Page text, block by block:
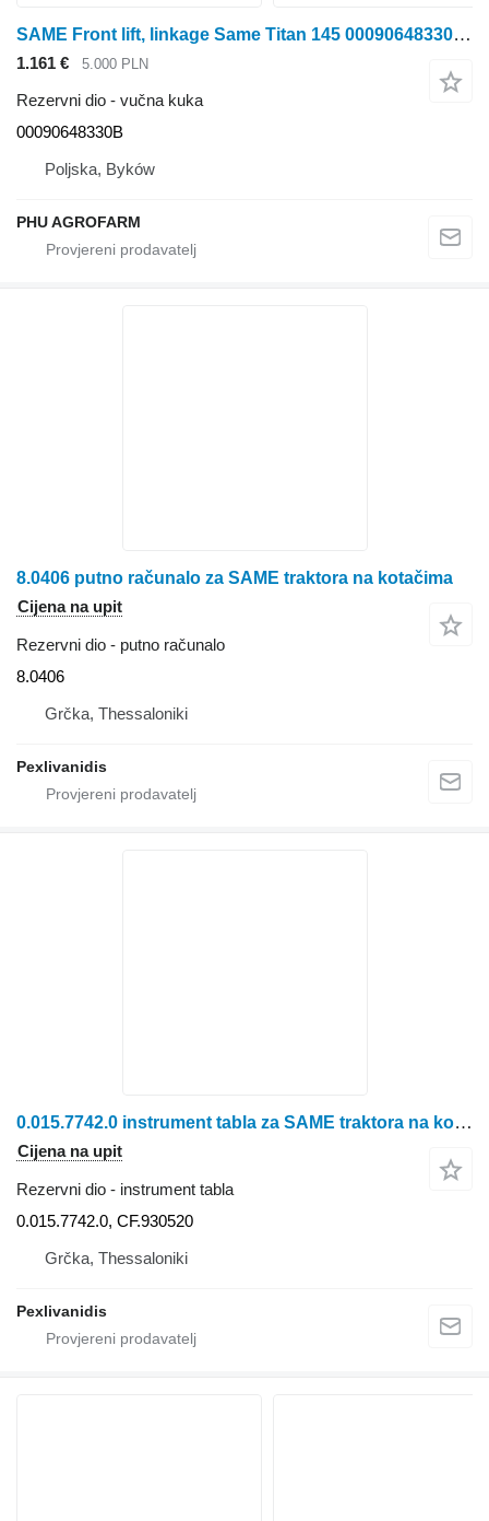
SAME Front lift, linkage Same Titan 145 00090648330B vučna kuka za traktora na kotačima
1.161 € 5.000 PLN
Rezervni dio - vučna kuka
00090648330B
Poljska, Byków
PHU AGROFARM
8.0406 putno računalo za SAME traktora na kotačima
Cijena na upit
Rezervni dio - putno računalo
8.0406
Grčka, Thessaloniki
Pexlivanidis
0.015.7742.0 instrument tabla za SAME traktora na kotačima
Cijena na upit
Rezervni dio - instrument tabla
0.015.7742.0, CF.930520
Grčka, Thessaloniki
Pexlivanidis